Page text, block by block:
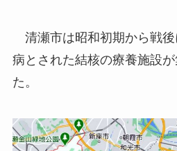
清瀬市は昭和初期から戦
病とされた結核の療養施設
た。